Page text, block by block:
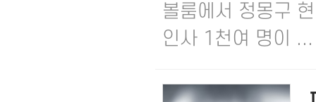
볼룸에서 정몽구
인사 1천여 명이 ...